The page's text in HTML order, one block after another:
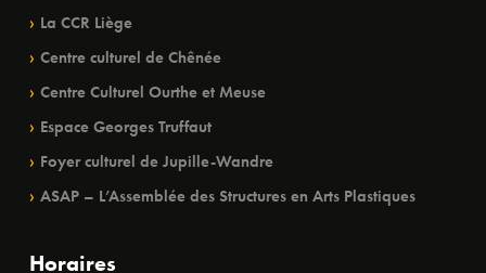
La CCR Liège
Centre culturel de Chênée
Centre Culturel Ourthe et Meuse
Espace Georges Truffaut
Foyer culturel de Jupille-Wandre
ASAP – L’Assemblée des Structures en Arts Plastiques
Horaires